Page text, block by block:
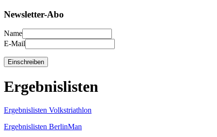
Newsletter-Abo
Name
E-Mail
Ergebnislisten
Ergebnislisten Volkstriathlon
Ergebnislisten BerlinMan